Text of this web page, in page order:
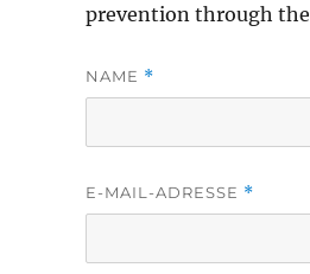
prevention through the
NAME *
E-MAIL-ADRESSE *